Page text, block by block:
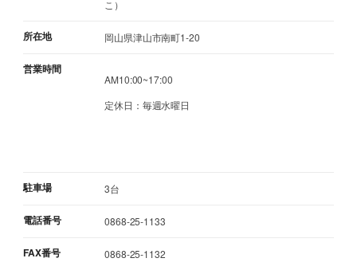
こ）
所在地 岡山県津山市南町1-20
営業時間
AM10:00~17:00
定休日：毎週水曜日
駐車場 3台
電話番号 0868-25-1133
FAX番号 0868-25-1132